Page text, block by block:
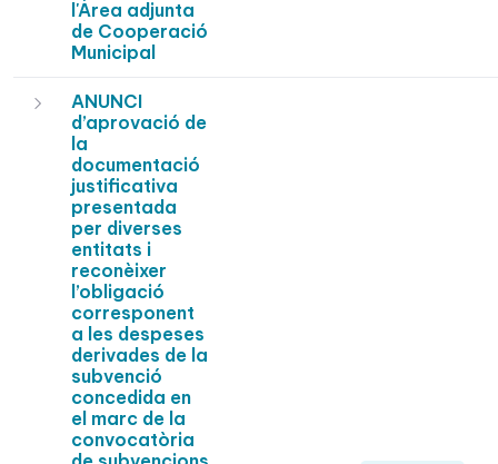
l'Àrea adjunta
de Cooperació
Municipal
ANUNCI
d’aprovació de
la
documentació
justificativa
presentada
per diverses
entitats i
reconèixer
l’obligació
corresponent
a les despeses
derivades de la
subvenció
concedida en
el marc de la
convocatòria